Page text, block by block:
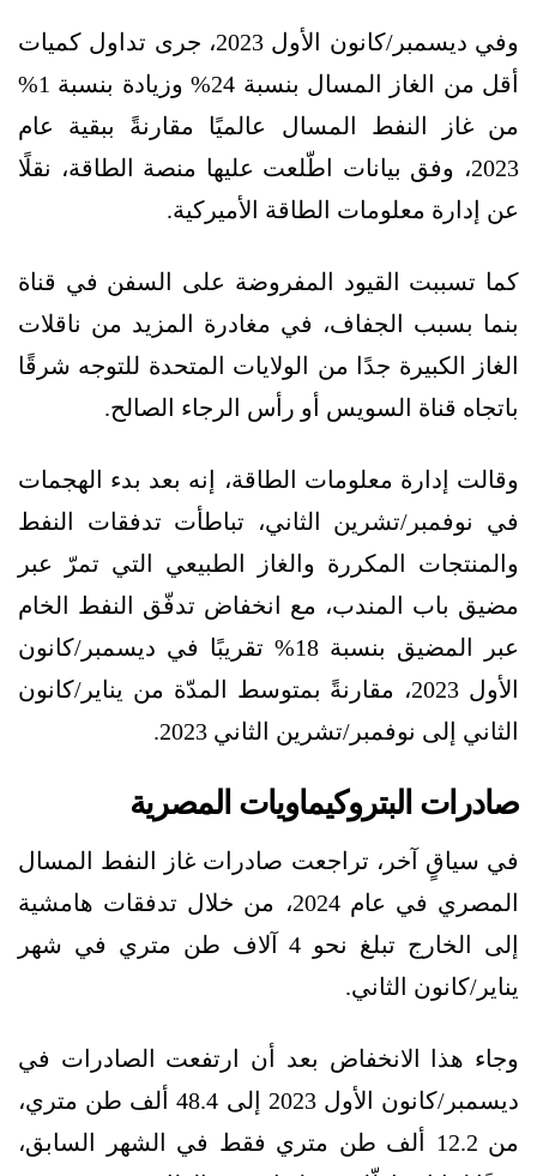
وفي ديسمبر/كانون الأول 2023، جرى تداول كميات
أقل من الغاز المسال بنسبة 24% وزيادة بنسبة 1%
من غاز النفط المسال عالميًا مقارنةً ببقية عام
2023، وفق بيانات اطّلعت عليها منصة الطاقة، نقلًا
عن إدارة معلومات الطاقة الأميركية.
كما تسببت القيود المفروضة على السفن في قناة
بنما بسبب الجفاف، في مغادرة المزيد من ناقلات
الغاز الكبيرة جدًا من الولايات المتحدة للتوجه شرقًا
باتجاه قناة السويس أو رأس الرجاء الصالح.
وقالت إدارة معلومات الطاقة، إنه بعد بدء الهجمات
في نوفمبر/تشرين الثاني، تباطأت تدفقات النفط
والمنتجات المكررة والغاز الطبيعي التي تمرّ عبر
مضيق باب المندب، مع انخفاض تدفّق النفط الخام
عبر المضيق بنسبة 18% تقريبًا في ديسمبر/كانون
الأول 2023، مقارنةً بمتوسط المدّة من يناير/كانون
الثاني إلى نوفمبر/تشرين الثاني 2023.
صادرات البتروكيماويات المصرية
في سياقٍ آخر، تراجعت صادرات غاز النفط المسال
المصري في عام 2024، من خلال تدفقات هامشية
إلى الخارج تبلغ نحو 4 آلاف طن متري في شهر
يناير/كانون الثاني.
وجاء هذا الانخفاض بعد أن ارتفعت الصادرات في
ديسمبر/كانون الأول 2023 إلى 48.4 ألف طن متري،
من 12.2 ألف طن متري فقط في الشهر السابق،